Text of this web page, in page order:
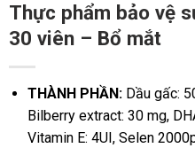
Thực phẩm bảo vệ
30 viên – Bổ mắt
THÀNH PHẦN:Dầu gấc:
Bilberry extract: 30 mg,
Vitamin E: 4UI, Selen